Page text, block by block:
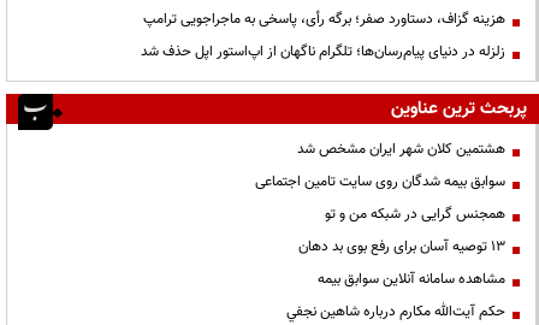
هزینه گزاف، دستاورد صفر؛ برگه رأی، پاسخی به ماجراجویی ترامپ
زلزله در دنیای پیام‌رسان‌ها؛ تلگرام ناگهان از اپ‌استور اپل حذف شد
پربحث ترین عناوین
هشتمین کلان شهر ایران مشخص شد
سوابق بیمه شدگان روی سایت تامین اجتماعی
همجنس گرایی در شبکه من و تو
13 توصیه آسان برای رفع بوی بد دهان
مشاهده سامانه آنلاين سوابق بیمه
حكم آيت‌الله مكارم درباره شاهين نجفي